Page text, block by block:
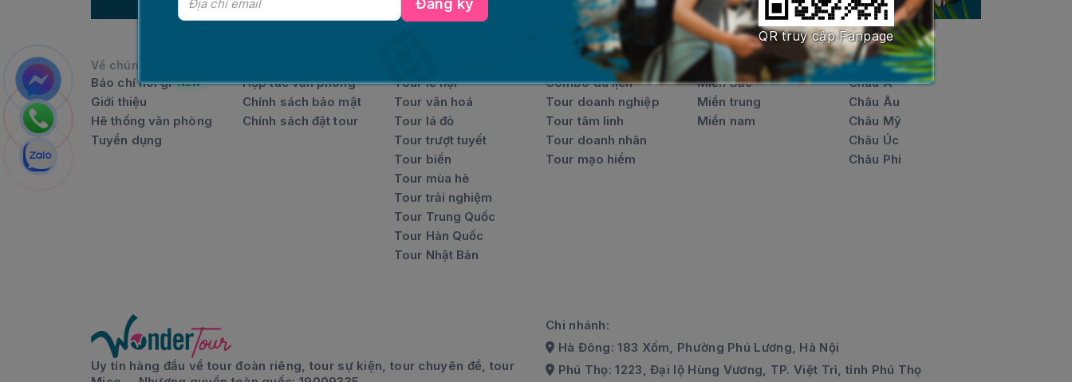
Về chúng tôi
Báo chí nói gì NEW
Giới thiệu
Hê thống văn phòng
Tuyển dụng
Hợp tác văn phòng
Chính sách bảo mật
Chính sách đặt tour
Tour lễ hội
Tour văn hoá
Tour lá đỏ
Tour trượt tuyết
Tour biển
Tour mùa hè
Tour trải nghiệm
Tour Trung Quốc
Tour Hàn Quốc
Tour Nhật Bản
Loại hình tour
Combo du lịch
Tour doanh nghiệp
Tour tâm linh
Tour doanh nhân
Tour mạo hiểm
Tour nội địa
Miền bắc
Miền trung
Miền nam
Tour Quốc tế
Châu Á
Châu Âu
Châu Mỹ
Châu Úc
Châu Phi
Uy tín hàng đầu về tour đoàn riêng, tour sự kiện, tour chuyên đề, tour
Chi nhánh:
Hà Đông: 183 Xốm, Phường Phú Lương, Hà Nội
Phú Thọ: 1223, Đại lộ Hùng Vương, TP. Việt Trì, tỉnh Phú Thọ
Đăng ký
QR truy cập Fanpage